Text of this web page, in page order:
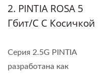
2. PINTIA ROSA 5
Гбит/с С Косичкой
Серия 2.5G PINTIA
разработана как